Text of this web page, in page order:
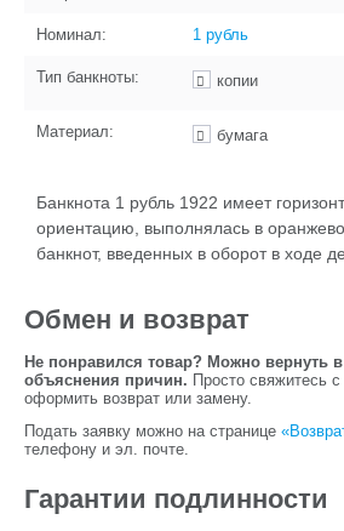
Номинал: 1 рубль
Тип банкноты: копии
Материал: бумага
Банкнота 1 рубль 1922 имеет
ориентацию, выполнялась в
банкнот, введенных в оборот в ходе
Обмен и возврат
Не понравился товар? Можно вернуть в
объяснения причин. Просто свяжитесь
оформить возврат или замену.
Подать заявку можно на странице
телефону и эл. почте.
Гарантии подлинности